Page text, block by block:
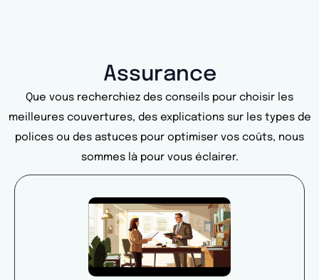
Assurance
Que vous recherchiez des conseils pour choisir les
meilleures couvertures, des explications sur les types de
polices ou des astuces pour optimiser vos coûts, nous
sommes là pour vous éclairer.